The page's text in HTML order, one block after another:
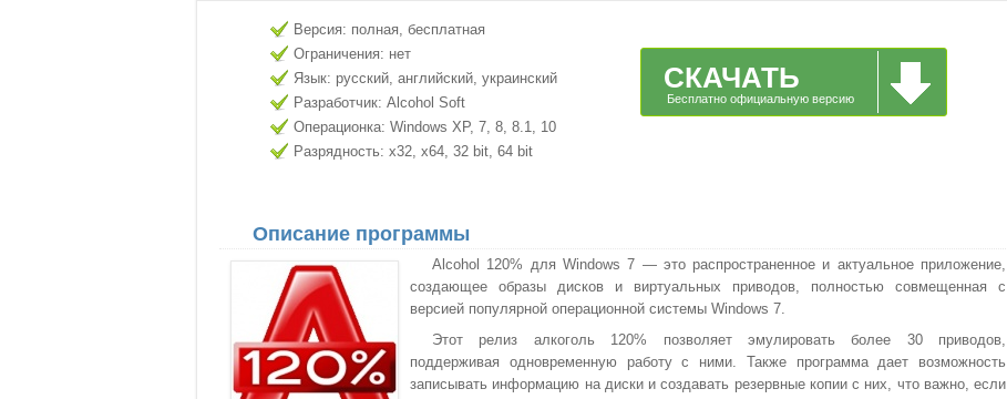
Версия: полная, бесплатная
Ограничения: нет
Язык: русский, английский, украинский
Разработчик: Alcohol Soft
Операционка: Windows XP, 7, 8, 8.1, 10
Разрядность: x32, x64, 32 bit, 64 bit
СКАЧАТЬ
Бесплатно официальную версию
Описание программы
Alcohol 120% для Windows 7 — это распространенное и актуальное приложение,
создающее образы дисков и виртуальных приводов, полностью совмещенная с
версией популярной операционной системы Windows 7.
Этот релиз алкоголь 120% позволяет эмулировать более 30 приводов,
поддерживая одновременную работу с ними. Также программа дает возможность
записывать информацию на диски и создавать резервные копии с них, что важно, если